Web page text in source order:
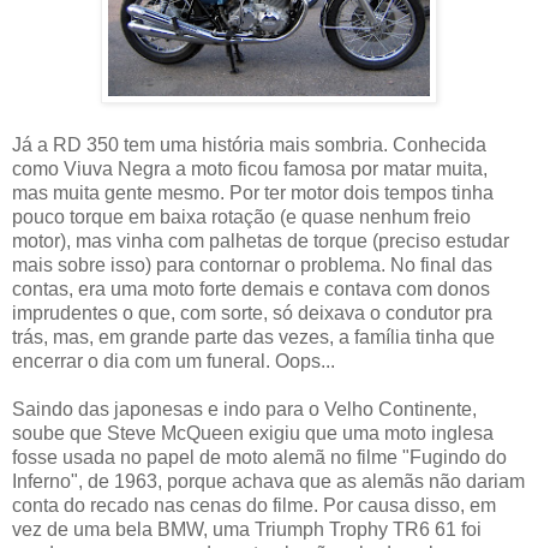
Já a RD 350 tem uma história mais sombria. Conhecida
como Viuva Negra a moto ficou famosa por matar muita,
mas muita gente mesmo. Por ter motor dois tempos tinha
pouco torque em baixa rotação (e quase nenhum freio
motor), mas vinha com palhetas de torque (preciso estudar
mais sobre isso) para contornar o problema. No final das
contas, era uma moto forte demais e contava com donos
imprudentes o que, com sorte, só deixava o condutor pra
trás, mas, em grande parte das vezes, a família tinha que
encerrar o dia com um funeral. Oops...
Saindo das japonesas e indo para o Velho Continente,
soube que Steve McQueen exigiu que uma moto inglesa
fosse usada no papel de moto alemã no filme "Fugindo do
Inferno", de 1963, porque achava que as alemãs não dariam
conta do recado nas cenas do filme. Por causa disso, em
vez de uma bela BMW, uma Triumph Trophy TR6 61 foi